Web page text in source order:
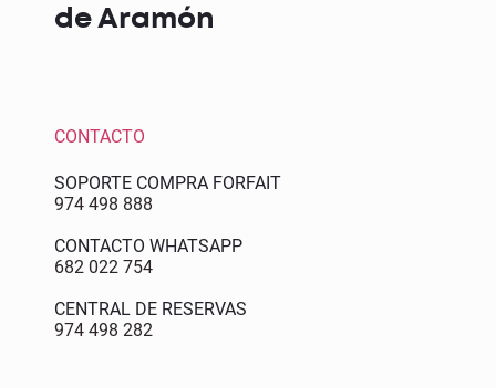
de Aramón
CONTACTO
SOPORTE COMPRA FORFAIT
974 498 888
CONTACTO WHATSAPP
682 022 754
CENTRAL DE RESERVAS
974 498 282